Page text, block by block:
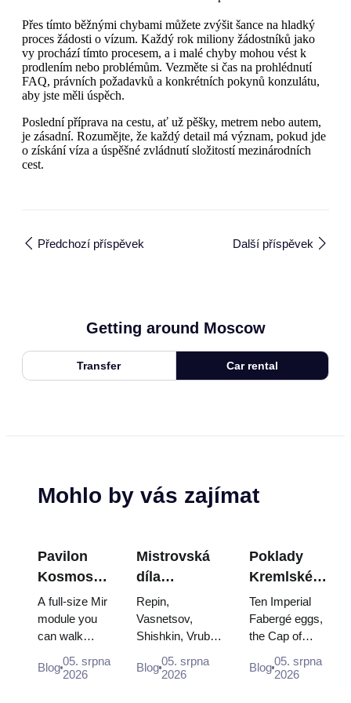
Přes tímto běžnými chybami můžete zvýšit šance na hladký
proces žádosti o vízum. Každý rok miliony žádostníků jako
vy prochází tímto procesem, a i malé chyby mohou vést k
prodlením nebo problémům. Vezměte si čas na prohlédnutí
FAQ, právních požadavků a konkrétních pokynů konzulátu,
aby jste měli úspěch.
Poslední příprava na cestu, ať už pěšky, metrem nebo autem,
je zásadní. Rozumějte, že každý detail má význam, pokud jde
o získání víza a úspěšné zvládnutí složitostí mezinárodních
cest.
Předchozí příspěvek Další příspěvek
Getting around Moscow
Transfer Car rental
Mohlo by vás zajímat
Pavilon
Kosmos
na VDNCh:
Uvnitř
největší
ruské
vesmírné
A full-size Mir
module you
can walk
Energia–
Blog05. srpna
2026
Mistrovská
díla
Treťjakovské
galerie:
Obrazy, kvůli
kterým se
vyplatí
Repin,
Vasnetsov,
Shishkin, Vrubel,
Surikov — the
Blog05. srpna
2026
Poklady
Kremlské
zbrojnice:
Fabergého
vejce, trůny
korunovační
Ten Imperial
Fabergé eggs,
the Cap of
double throne of
Blog05. srpna
2026